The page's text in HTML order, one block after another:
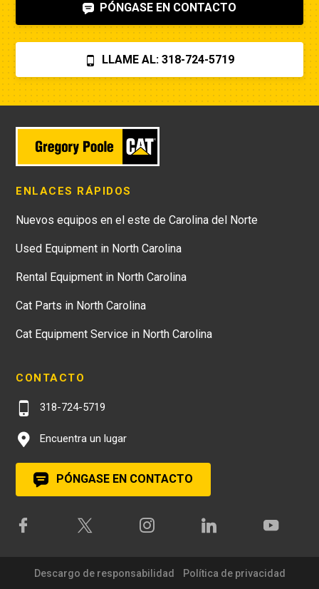
PÓNGASE EN CONTACTO
LLAME AL: 318-724-5719
ENLACES RÁPIDOS
Nuevos equipos en el este de Carolina del Norte
Used Equipment in North Carolina
Rental Equipment in North Carolina
Cat Parts in North Carolina
Cat Equipment Service in North Carolina
CONTACTO
318-724-5719
Encuentra un lugar
PÓNGASE EN CONTACTO
Descargo de responsabilidad Política de privacidad